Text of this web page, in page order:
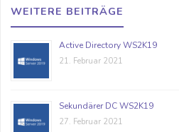
WEITERE BEITRÄGE
Active Directory WS2K19
21. Februar 2021
Sekundärer DC WS2K19
27. Februar 2021